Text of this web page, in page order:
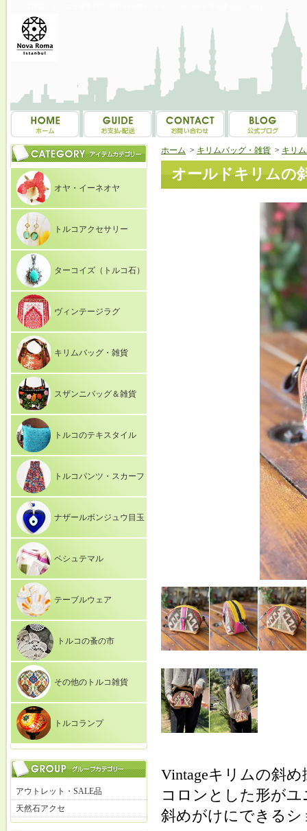
オヤ・イーネオヤ
トルコアクセサリー
ターコイズ（トルコ石）
ヴィンテージラグ
キリムバッグ・雑貨
スザンニバッグ＆雑貨
トルコのテキスタイル
トルコパンツ・スカーフ
ナザールボンジュウ目玉
ペシュテマル
テーブルウェア
トルコの蚤の市
その他のトルコ雑貨
トルコランプ
アウトレット・SALE品
天然石アクセ
ホーム > キリムバッグ・雑貨 > キリ
オールドキリムの
Vintageキリムの斜
コロンとした形が
斜めがけにできるシ